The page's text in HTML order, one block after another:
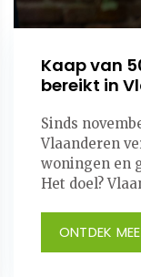
Kaap van
bereikt in
Sinds
Vlaanderen
woningen en
Het doel?
ONTDEK